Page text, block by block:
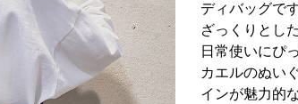
ディバッグです
ざっくりとし
日常使いにぴ
カエルのぬい
インが魅力的